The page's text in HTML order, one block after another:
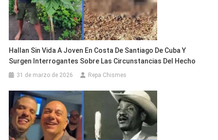
Hallan Sin Vida A Joven En Costa De Santiago De Cuba Y
Surgen Interrogantes Sobre Las Circunstancias Del Hecho
31 de marzo de 2026 Repa Chismes